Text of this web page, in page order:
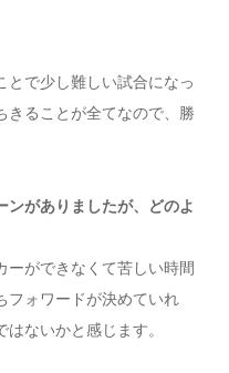
とで少し難しい試合になっ
きることが全てなので、勝
ンがありましたが、どのよ
ーができなくて苦しい時間
フォワードが決めていれ
ないかと感じます。